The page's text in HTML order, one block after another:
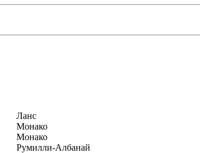
Ланс
Монако
Монако
Румилли-Албанай